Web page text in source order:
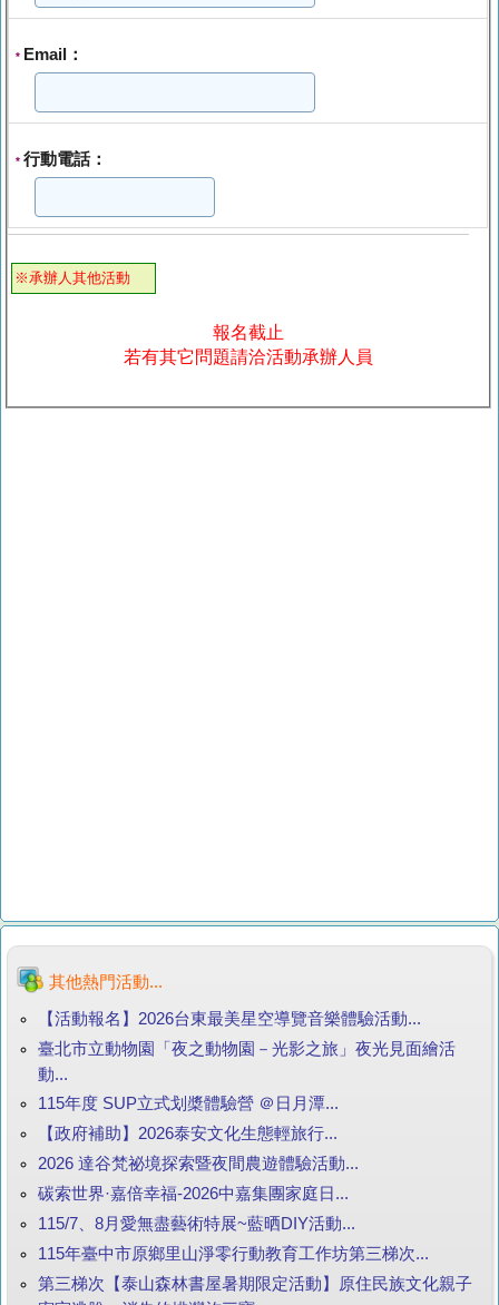
* Email：
* 行動電話：
※承辦人其他活動
報名截止
若有其它問題請洽活動承辦人員
其他熱門活動...
【活動報名】2026台東最美星空導覽音樂體驗活動...
臺北市立動物園「夜之動物園－光影之旅」夜光見面繪活
動...
115年度 SUP立式划槳體驗營 ＠日月潭...
【政府補助】2026泰安文化生態輕旅行...
2026 達谷梵祕境探索暨夜間農遊體驗活動...
碳索世界·嘉倍幸福-2026中嘉集團家庭日...
115/7、8月愛無盡藝術特展~藍晒DIY活動...
115年臺中市原鄉里山淨零行動教育工作坊第三梯次...
第三梯次【泰山森林書屋暑期限定活動】原住民族文化親子